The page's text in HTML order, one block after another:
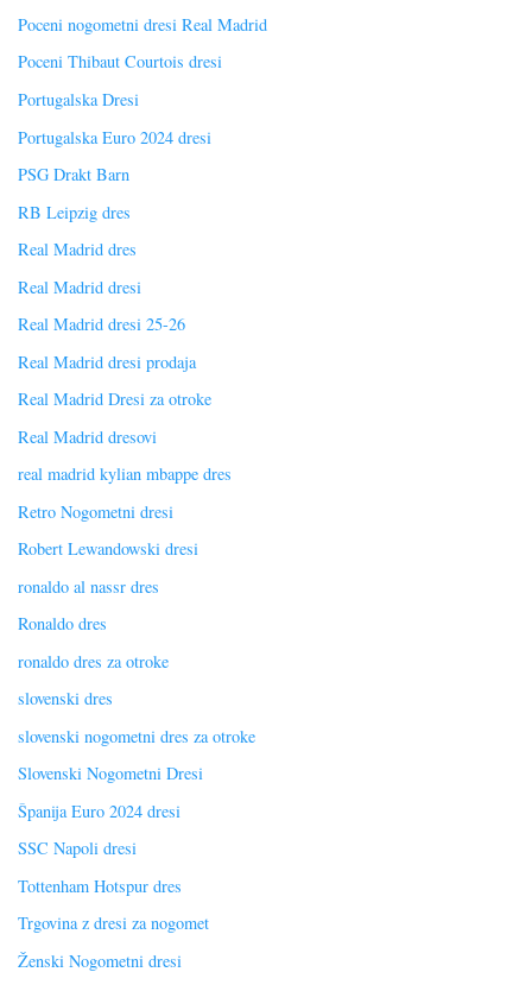
Poceni nogometni dresi Real Madrid
Poceni Thibaut Courtois dresi
Portugalska Dresi
Portugalska Euro 2024 dresi
PSG Drakt Barn
RB Leipzig dres
Real Madrid dres
Real Madrid dresi
Real Madrid dresi 25-26
Real Madrid dresi prodaja
Real Madrid Dresi za otroke
Real Madrid dresovi
real madrid kylian mbappe dres
Retro Nogometni dresi
Robert Lewandowski dresi
ronaldo al nassr dres
Ronaldo dres
ronaldo dres za otroke
slovenski dres
slovenski nogometni dres za otroke
Slovenski Nogometni Dresi
Španija Euro 2024 dresi
SSC Napoli dresi
Tottenham Hotspur dres
Trgovina z dresi za nogomet
Ženski Nogometni dresi